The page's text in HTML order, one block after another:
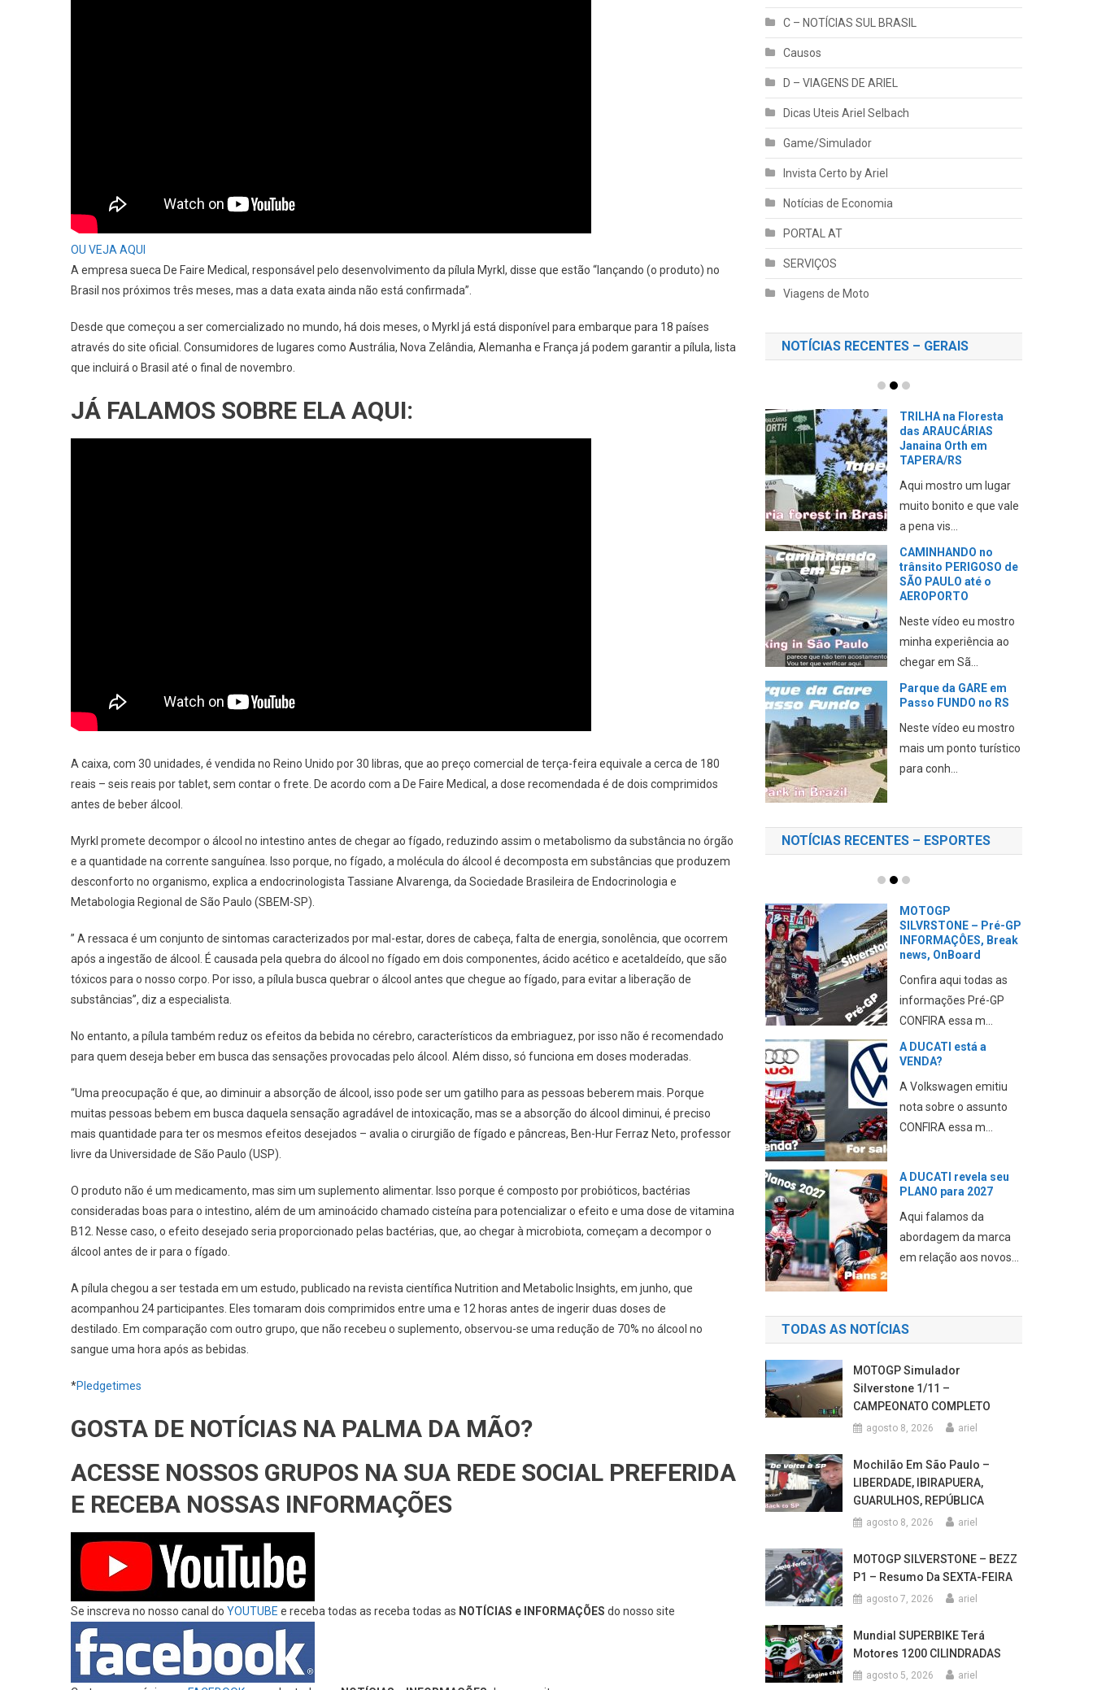
OU VEJA AQUI
A empresa sueca De Faire Medical, responsável pelo desenvolvimento da pílula Myrkl, disse que estão “lançando (o produto) no
Brasil nos próximos três meses, mas a data exata ainda não está confirmada”.
Desde que começou a ser comercializado no mundo, há dois meses, o Myrkl já está disponível para embarque para 18 países
através do site oficial. Consumidores de lugares como Austrália, Nova Zelândia, Alemanha e França já podem garantir a pílula, lista
que incluirá o Brasil até o final de novembro.
JÁ FALAMOS SOBRE ELA AQUI:
A caixa, com 30 unidades, é vendida no Reino Unido por 30 libras, que ao preço comercial de terça-feira equivale a cerca de 180
reais – seis reais por tablet, sem contar o frete. De acordo com a De Faire Medical, a dose recomendada é de dois comprimidos
antes de beber álcool.
Myrkl promete decompor o álcool no intestino antes de chegar ao fígado, reduzindo assim o metabolismo da substância no órgão
e a quantidade na corrente sanguínea. Isso porque, no fígado, a molécula do álcool é decomposta em substâncias que produzem
desconforto no organismo, explica a endocrinologista Tassiane Alvarenga, da Sociedade Brasileira de Endocrinologia e
Metabologia Regional de São Paulo (SBEM-SP).
” A ressaca é um conjunto de sintomas caracterizados por mal-estar, dores de cabeça, falta de energia, sonolência, que ocorrem
após a ingestão de álcool. É causada pela quebra do álcool no fígado em dois componentes, ácido acético e acetaldeído, que são
tóxicos para o nosso corpo. Por isso, a pílula busca quebrar o álcool antes que chegue ao fígado, para evitar a liberação de
substâncias”, diz a especialista.
No entanto, a pílula também reduz os efeitos da bebida no cérebro, característicos da embriaguez, por isso não é recomendado
para quem deseja beber em busca das sensações provocadas pelo álcool. Além disso, só funciona em doses moderadas.
“Uma preocupação é que, ao diminuir a absorção de álcool, isso pode ser um gatilho para as pessoas beberem mais. Porque
muitas pessoas bebem em busca daquela sensação agradável de intoxicação, mas se a absorção do álcool diminui, é preciso
mais quantidade para ter os mesmos efeitos desejados – avalia o cirurgião de fígado e pâncreas, Ben-Hur Ferraz Neto, professor
livre da Universidade de São Paulo (USP).
O produto não é um medicamento, mas sim um suplemento alimentar. Isso porque é composto por probióticos, bactérias
consideradas boas para o intestino, além de um aminoácido chamado cisteína para potencializar o efeito e uma dose de vitamina
B12. Nesse caso, o efeito desejado seria proporcionado pelas bactérias, que, ao chegar à microbiota, começam a decompor o
álcool antes de ir para o fígado.
A pílula chegou a ser testada em um estudo, publicado na revista científica Nutrition and Metabolic Insights, em junho, que
acompanhou 24 participantes. Eles tomaram dois comprimidos entre uma e 12 horas antes de ingerir duas doses de
destilado. Em comparação com outro grupo, que não recebeu o suplemento, observou-se uma redução de 70% no álcool no
sangue uma hora após as bebidas.
*Pledgetimes
GOSTA DE NOTÍCIAS NA PALMA DA MÃO?
ACESSE NOSSOS GRUPOS NA SUA REDE SOCIAL PREFERIDA
E RECEBA NOSSAS INFORMAÇÕES
Se inscreva no nosso canal do YOUTUBE e receba todas as receba todas as NOTÍCIAS e INFORMAÇÕES do nosso site
C – NOTÍCIAS SUL BRASIL
Causos
D – VIAGENS DE ARIEL
Dicas Uteis Ariel Selbach
Game/Simulador
Invista Certo by Ariel
Notícias de Economia
PORTAL AT
SERVIÇOS
Viagens de Moto
NOTÍCIAS RECENTES – GERAIS
TRILHA na Floresta
das ARAUCÁRIAS
Janaina Orth em
TAPERA/RS
Aqui mostro um lugar
muito bonito e que vale
a pena vis...
CAMINHANDO no
trânsito PERIGOSO de
SÃO PAULO até o
AEROPORTO
Neste vídeo eu mostro
minha experiência ao
chegar em Sã...
Parque da GARE em
Passo FUNDO no RS
Neste vídeo eu mostro
mais um ponto turístico
para conh...
NOTÍCIAS RECENTES – ESPORTES
MOTOGP
SILVRSTONE – Pré-GP
INFORMAÇÔES, Break
news, OnBoard
Confira aqui todas as
informações Pré-GP
CONFIRA essa m...
A DUCATI está a
VENDA?
A Volkswagen emitiu
nota sobre o assunto
CONFIRA essa m...
A DUCATI revela seu
PLANO para 2027
Aqui falamos da
abordagem da marca
em relação aos novos...
TODAS AS NOTÍCIAS
MOTOGP Simulador
Silverstone 1/11 –
CAMPEONATO COMPLETO
agosto 8, 2026 ariel
Mochilão Em São Paulo –
LIBERDADE, IBIRAPUERA,
GUARULHOS, REPÚBLICA
agosto 8, 2026 ariel
MOTOGP SILVERSTONE – BEZZ
P1 – Resumo Da SEXTA-FEIRA
agosto 7, 2026 ariel
Mundial SUPERBIKE Terá
Motores 1200 CILINDRADAS
agosto 5, 2026 ariel